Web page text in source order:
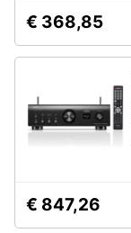
Arredo
e
Giardinaggio
e
igiene
€ 368,85
€ 847,26